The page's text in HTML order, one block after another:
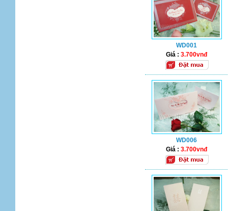
WD001
Giá :3.700vnđ
WD006
Giá :3.700vnđ